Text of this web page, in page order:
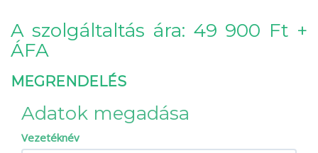
A szolgáltaltás ára: 49 900 Ft +
ÁFA
MEGRENDELÉS
Adatok megadása
Vezetéknév